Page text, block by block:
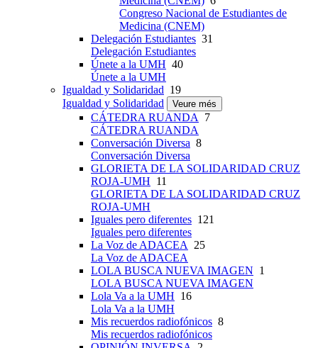
Congreso Nacional de Estudiantes de
Medicina (CNEM)
Delegación Estudiantes 31
Delegación Estudiantes
Únete a la UMH 40
Únete a la UMH
Igualdad y Solidaridad 19
Igualdad y Solidaridad
Veure més
CÁTEDRA RUANDA
7
CÁTEDRA RUANDA
Conversación Diversa 8
Conversación Diversa
GLORIETA DE LA SOLIDARIDAD CRUZ
ROJA-UMH 11
GLORIETA DE LA SOLIDARIDAD CRUZ
ROJA-UMH
Iguales pero diferentes 121
Iguales pero diferentes
La Voz de ADACEA
25
La Voz de ADACEA
LOLA BUSCA NUEVA IMAGEN 1
LOLA BUSCA NUEVA IMAGEN
Lola Va a la UMH 16
Lola Va a la UMH
Mis recuerdos radiofónicos 8
Mis recuerdos radiofónicos